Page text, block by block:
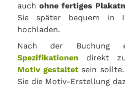
auch ohne fertiges
Sie später bequem in
hochladen.
Nach der Buchung
Spezifikationen direkt
Motiv gestaltet sein
Sie die Motiv-Erstellung